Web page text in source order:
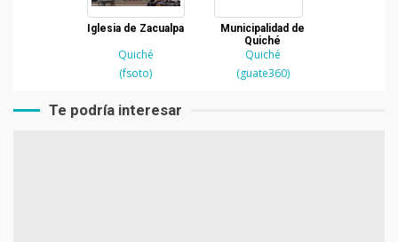
Iglesia de Zacualpa
Quiché
(fsoto)
Municipalidad de
Quiché
Quiché
(guate360)
Te podría interesar